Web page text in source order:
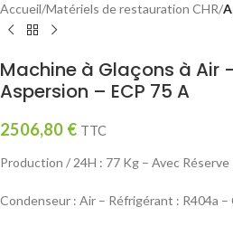
Accueil Matériels de restauration CHR
Machine à Glaçons à Air
Aspersion – ECP 75 A
2506,80 € TTC
Production / 24H : 77 Kg – Avec
Condenseur : Air – Réfrigérant : R404a